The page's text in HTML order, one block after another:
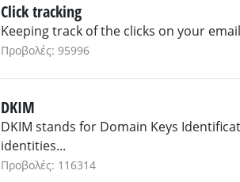
Click tracking
Keeping track of the clicks on your
Προβολές: 95996
DKIM
DKIM stands for Domain Keys
identities...
Προβολές: 116314